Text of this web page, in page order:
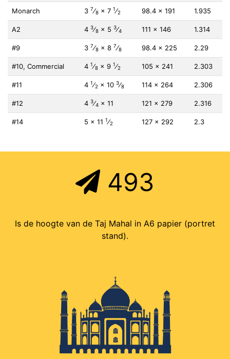
Monarch 3 7⁄8 × 7 1⁄2 98.4 × 191 1.935
A2 4 3⁄8 × 5 3⁄4 111 × 146 1.314
#9 3 7⁄8 × 8 7⁄8 98.4 × 225 2.29
#10, Commercial 4 1⁄8 × 9 1⁄2 105 × 241 2.303
#11 4 1⁄2 × 10 3⁄8 114 × 264 2.306
#12 4 3⁄4 × 11 121 × 279 2.316
#14 5 × 11 1⁄2 127 × 292 2.3
493
Is de hoogte van de Taj Mahal in A6 papier (portret
stand).